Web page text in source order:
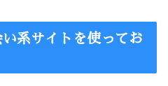
系サイトを使ってお